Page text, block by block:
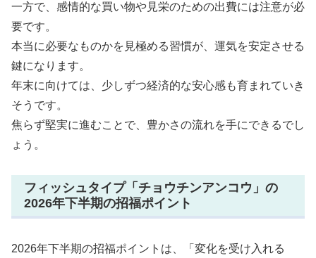
一方で、感情的な買い物や見栄のための出費には注意が必
要です。
本当に必要なものかを見極める習慣が、運気を安定させる
鍵になります。
年末に向けては、少しずつ経済的な安心感も育まれていき
そうです。
焦らず堅実に進むことで、豊かさの流れを手にできるでし
ょう。
フィッシュタイプ「チョウチンアンコウ」の
2026年下半期の招福ポイント
2026年下半期の招福ポイントは、「変化を受け入れる